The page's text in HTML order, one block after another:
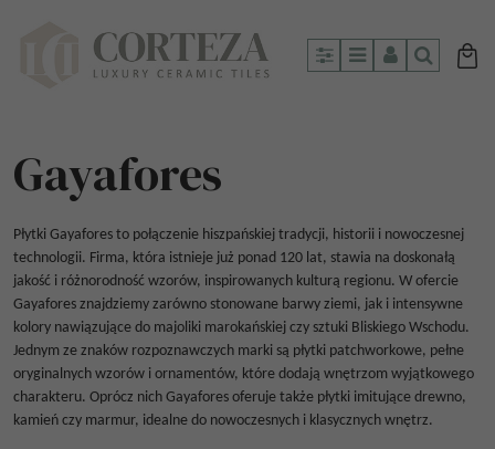
PanelMenuPanelSzukaj
Gayafores
Płytki Gayafores to połączenie hiszpańskiej tradycji, historii i nowoczesnej
technologii. Firma, która istnieje już ponad 120 lat, stawia na doskonałą
jakość i różnorodność wzorów, inspirowanych kulturą regionu. W ofercie
Gayafores znajdziemy zarówno stonowane barwy ziemi, jak i intensywne
kolory nawiązujące do majoliki marokańskiej czy sztuki Bliskiego Wschodu.
Jednym ze znaków rozpoznawczych marki są płytki patchworkowe, pełne
oryginalnych wzorów i ornamentów, które dodają wnętrzom wyjątkowego
charakteru. Oprócz nich Gayafores oferuje także płytki imitujące drewno,
kamień czy marmur, idealne do nowoczesnych i klasycznych wnętrz.